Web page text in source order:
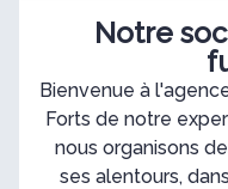
Notre
Bienvenue à
Forts de notre
nous organisons
ses alentours,